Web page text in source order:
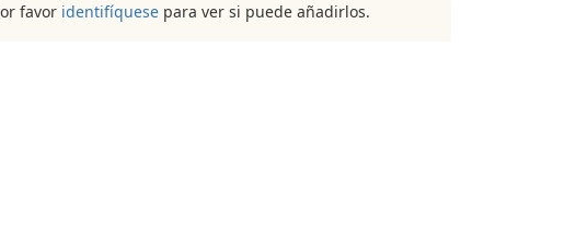
favor identifíquese para ver si puede añadirlos.